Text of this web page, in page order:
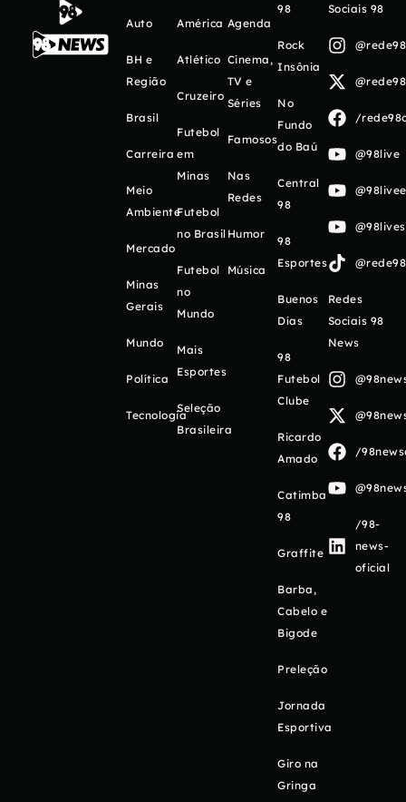
Auto
BH e
Região
Brasil
Carreira
Meio
Ambiente
Mercado
Minas
Gerais
Mundo
Política
Tecnologia
América
Atlético
Cruzeiro
Futebol
em
Minas
Futebol
no Brasil
Futebol
no
Mundo
Mais
Esportes
Seleção
Brasileira
Agenda
Cinema,
TV e
Séries
Famosos
Nas
Redes
Humor
Música
98
Rock
Insônia
No
Fundo
do Baú
Central
98
98
Esportes
Buenos
Días
98
Futebol
Clube
Ricardo
Amado
Catimba
98
Graffite
Barba,
Cabelo e
Bigode
Preleção
Jornada
Esportiva
Giro na
Gringa
Sociais 98
/
@98live
Redes
Sociais 98
News
/
/98-
news-
oficial